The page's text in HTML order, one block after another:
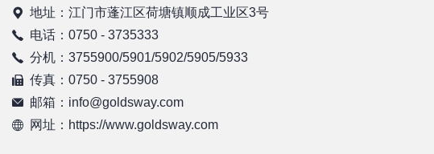
地址：江门市蓬江区荷塘镇顺成工业区3号
电话：0750 - 3735333
分机：3755900/5901/5902/5905/5933
传真：0750 - 3755908
邮箱：info@goldsway.com
网址：https://www.goldsway.com